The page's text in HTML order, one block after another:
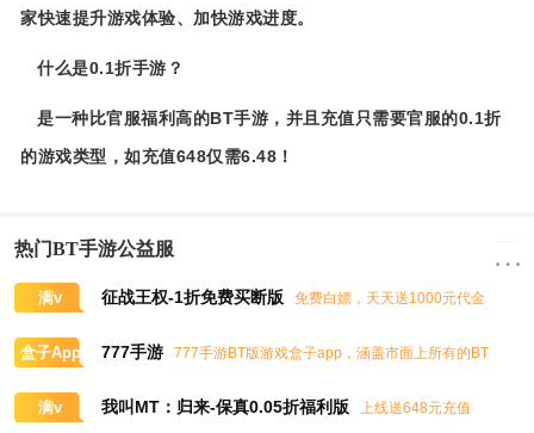
家快速提升游戏体验、加快游戏进度。
什么是0.1折手游？
是一种比官服福利高的BT手游，并且充值只需要官服的0.1折
的游戏类型，如充值648仅需6.48！
热门BT手游公益服
满v 征战王权-1折免费买断版
免费白嫖，天天送1000元代金
盒子App 777手游
777手游BT版游戏盒子app，涵盖市面上所有的BT
满v 我叫MT：归来-保真0.05折福利版
上线送648元充值